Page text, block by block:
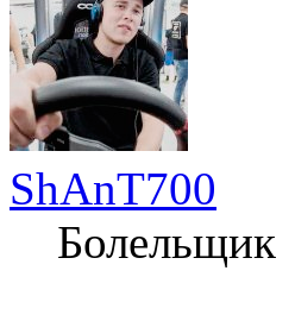
ShAnT700
Болельщик